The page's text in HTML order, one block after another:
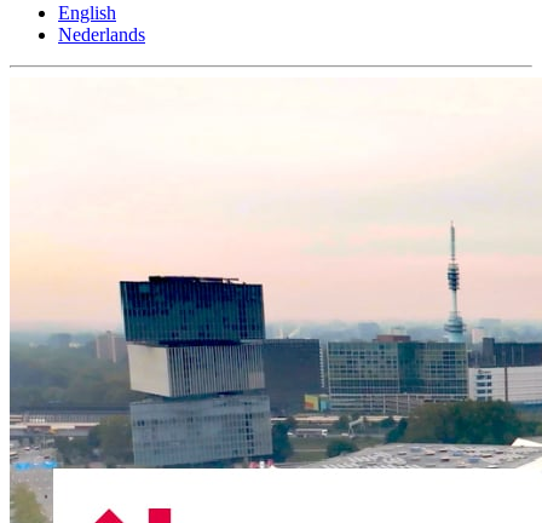
English
Nederlands